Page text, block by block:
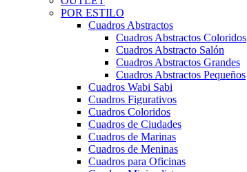
POR ESTILO
Cuadros Abstractos
Cuadros Abstractos Coloridos
Cuadros Abstracto Salón
Cuadros Abstractos Grandes
Cuadros Abstractos Pequeños
Cuadros Wabi Sabi
Cuadros Figurativos
Cuadros Coloridos
Cuadros de Ciudades
Cuadros de Marinas
Cuadros de Meninas
Cuadros para Oficinas